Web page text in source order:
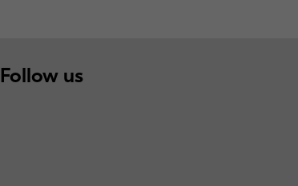
Follow us